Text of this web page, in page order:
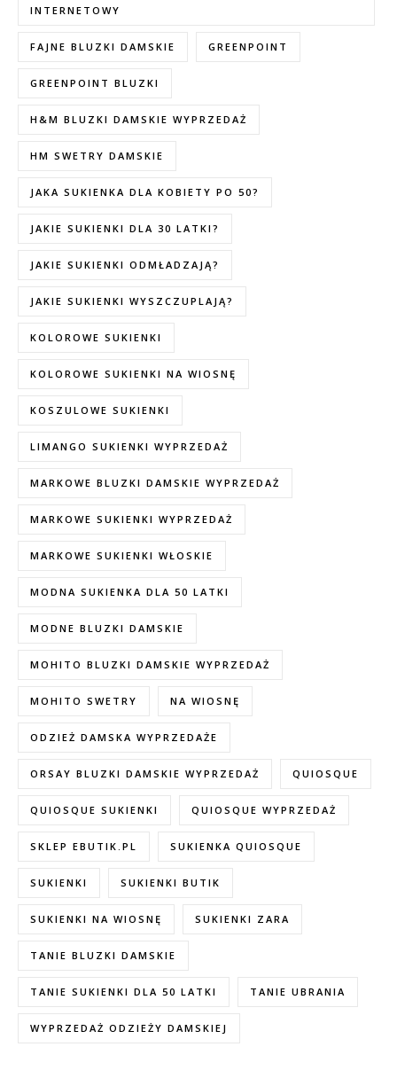
INTERNETOWY
FAJNE BLUZKI DAMSKIE GREENPOINT
GREENPOINT BLUZKI
H&M BLUZKI DAMSKIE WYPRZEDAŻ
HM SWETRY DAMSKIE
JAKA SUKIENKA DLA KOBIETY PO 50?
JAKIE SUKIENKI DLA 30 LATKI?
JAKIE SUKIENKI ODMŁADZAJĄ?
JAKIE SUKIENKI WYSZCZUPLAJĄ?
KOLOROWE SUKIENKI
KOLOROWE SUKIENKI NA WIOSNĘ
KOSZULOWE SUKIENKI
LIMANGO SUKIENKI WYPRZEDAŻ
MARKOWE BLUZKI DAMSKIE WYPRZEDAŻ
MARKOWE SUKIENKI WYPRZEDAŻ
MARKOWE SUKIENKI WŁOSKIE
MODNA SUKIENKA DLA 50 LATKI
MODNE BLUZKI DAMSKIE
MOHITO BLUZKI DAMSKIE WYPRZEDAŻ
MOHITO SWETRY NA WIOSNĘ
ODZIEŻ DAMSKA WYPRZEDAŻE
ORSAY BLUZKI DAMSKIE WYPRZEDAŻ QUIOSQUE
QUIOSQUE SUKIENKI QUIOSQUE WYPRZEDAŻ
SKLEP EBUTIK.PL SUKIENKA QUIOSQUE
SUKIENKI SUKIENKI BUTIK
SUKIENKI NA WIOSNĘ SUKIENKI ZARA
TANIE BLUZKI DAMSKIE
TANIE SUKIENKI DLA 50 LATKI TANIE UBRANIA
WYPRZEDAŻ ODZIEŻY DAMSKIEJ